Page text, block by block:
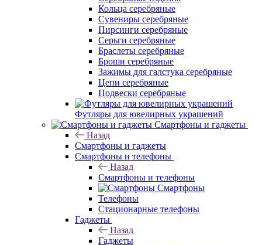
Кольца серебряные
Сувениры серебряные
Пирсинги серебряные
Серьги серебряные
Браслеты серебряные
Броши серебряные
Зажимы для галстука серебряные
Цепи серебряные
Подвески серебряные
Футляры для ювелирных украшений
Смартфоны и гаджеты
Назад
Смартфоны и гаджеты
Смартфоны и телефоны
Назад
Смартфоны и телефоны
Смартфоны
Телефоны
Стационарные телефоны
Гаджеты
Назад
Гаджеты